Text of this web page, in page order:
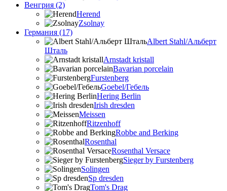
Венгрия (2)
Herend
Zsolnay
Германия (17)
Albert Stahl/Альбеpт
Шталь
Arnstadt kristall
Bavarian porcelain
Furstenberg
Goebel/Гебель
Hering Berlin
Irish dresden
Meissen
Ritzenhoff
Robbe and Berking
Rosenthal
Rosenthal Versace
Sieger by Furstenberg
Solingen
Sp dresden
Tom's Drag